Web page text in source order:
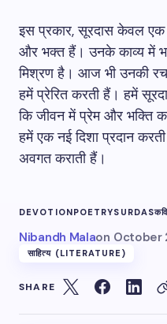
इस प्रकार, सूरदास केवल एक
और भक्त हैं। उनके काव्य में
मिश्रण है। आज भी उनकी
हमें प्रेरित करती हैं। हमें
कि जीवन में प्रेम और भक्ति
हमें एक नई दिशा प्रदान
अवगत कराती हैं।
DEVOTIONPOETRYSURDAS
Nibandh Malaon October
साहित्य (LITERATURE)
SHARE